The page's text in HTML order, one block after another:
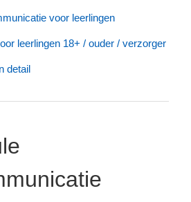
voor leerlingen
leerlingen 18+ / ouder / verzorger
detail